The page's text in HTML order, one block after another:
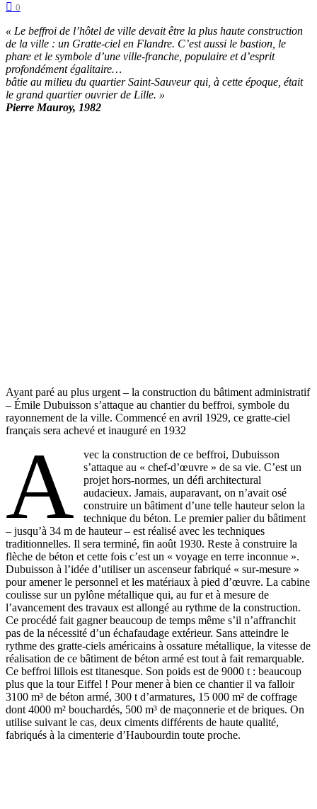
0
« Le beffroi de l’hôtel de ville devait être la plus haute construction
de la ville : un Gratte-ciel en Flandre. C’est aussi le bastion, le
phare et le symbole d’une ville-franche, populaire et d’esprit
profondément égalitaire…
bâtie au milieu du quartier Saint-Sauveur qui, à cette époque, était
le grand quartier ouvrier de Lille. »
Pierre Mauroy, 1982
Ayant paré au plus urgent – la construction du bâtiment administratif
– Émile Dubuisson s’attaque au chantier du beffroi, symbole du
rayonnement de la ville. Commencé en avril 1929, ce gratte-ciel
français sera achevé et inauguré en 1932
A
vec la construction de ce beffroi, Dubuisson
s’attaque au « chef-d’œuvre » de sa vie. C’est un
projet hors-normes, un défi architectural
audacieux. Jamais, auparavant, on n’avait osé
construire un bâtiment d’une telle hauteur selon la
technique du béton. Le premier palier du bâtiment
– jusqu’à 34 m de hauteur – est réalisé avec les techniques
traditionnelles. Il sera terminé, fin août 1930. Reste à construire la
flèche de béton et cette fois c’est un « voyage en terre inconnue ».
Dubuisson à l’idée d’utiliser un ascenseur fabriqué « sur-mesure »
pour amener le personnel et les matériaux à pied d’œuvre. La cabine
coulisse sur un pylône métallique qui, au fur et à mesure de
l’avancement des travaux est allongé au rythme de la construction.
Ce procédé fait gagner beaucoup de temps même s’il n’affranchit
pas de la nécessité d’un échafaudage extérieur. Sans atteindre le
rythme des gratte-ciels américains à ossature métallique, la vitesse de
réalisation de ce bâtiment de béton armé est tout à fait remarquable.
Ce beffroi lillois est titanesque. Son poids est de 9000 t : beaucoup
plus que la tour Eiffel ! Pour mener à bien ce chantier il va falloir
3100 m³ de béton armé, 300 t d’armatures, 15 000 m² de coffrage
dont 4000 m² bouchardés, 500 m³ de maçonnerie et de briques. On
utilise suivant le cas, deux ciments différents de haute qualité,
fabriqués à la cimenterie d’Haubourdin toute proche.